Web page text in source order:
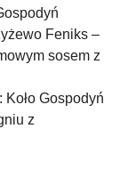
Feniks –
sosem z
Gospodyń
z